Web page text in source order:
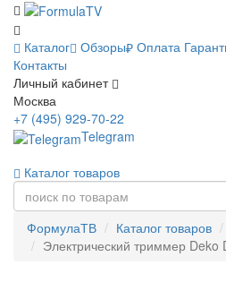
Каталог Обзоры Оплата
Контакты
Личный кабинет
Москва
+7 (495) 929-70-22
Telegram
Каталог товаров
ФормулаТВ Каталог товаров
Электрический триммер Deko